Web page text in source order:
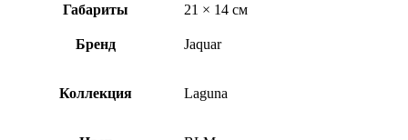
Габариты
21 × 14 см
Бренд Jaquar
Коллекция Laguna